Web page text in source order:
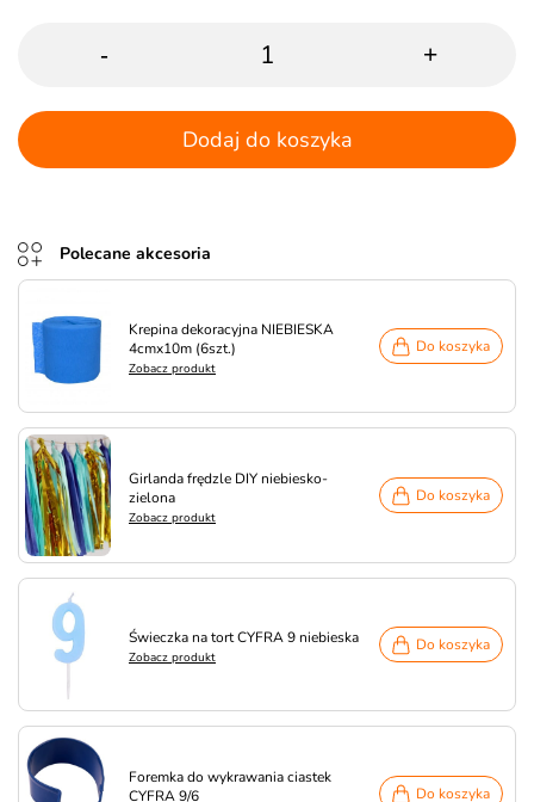
- +
Dodaj do koszyka
Polecane akcesoria
Krepina dekoracyjna NIEBIESKA
4cmx10m (6szt.)
Zobacz produkt
Do koszyka
Girlanda frędzle DIY niebiesko-
zielona
Zobacz produkt
Do koszyka
Świeczka na tort CYFRA 9 niebieska
Zobacz produkt
Do koszyka
Foremka do wykrawania ciastek
CYFRA 9/6
Do koszyka